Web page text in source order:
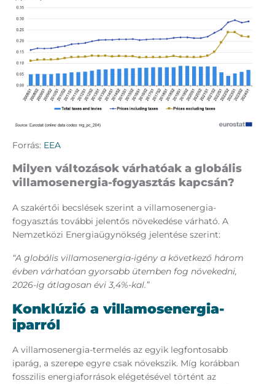
Forrás: EEA
Milyen változások várhatóak a globális
villamosenergia-fogyasztás kapcsán?
A szakértői becslések szerint a villamosenergia-
fogyasztás további jelentős növekedése várható. A
Nemzetközi Energiaügynökség jelentése szerint:
“A globális villamosenergia-igény a következő három
évben várhatóan gyorsabb ütemben fog növekedni,
2026-ig átlagosan évi 3,4%-kal.”
Konklúzió a villamosenergia-
iparról
A villamosenergia-termelés az egyik legfontosabb
iparág, a szerepe egyre csak növekszik. Míg korábban
fosszilis energiaforrások elégetésével történt az